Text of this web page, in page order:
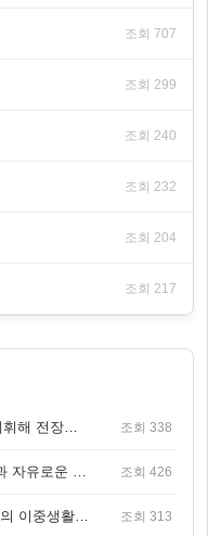
조회 707
조회 299
조회 240
조회 232
조회 204
조회 217
아머드 트레인 워페어 – 무장 열차를 지휘해 전장을 돌파하는 생존 전투 게임 조회 338
랑그릿사: 검의 바다 – 듀얼 영웅 편성과 자유로운 탐험을 결합한 판타지 전략 RPG 조회 426
블랙우드 – DVD 대여점 주인과 암살자의 이중생활을 그린 3인칭 액션 스릴러 게임 조회 313